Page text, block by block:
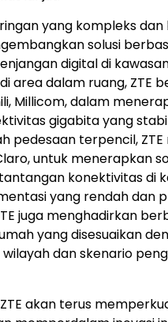
yang kompleks
solusi
digital di
area dalam ruang, ZTE
Millicom, dalam
gigabita yang
pedesaan terpencil,
untuk menerapkan
konektivitas di
yang rendah dan
juga menghadirkan
yang disesuaikan
dan skenario
akan terus